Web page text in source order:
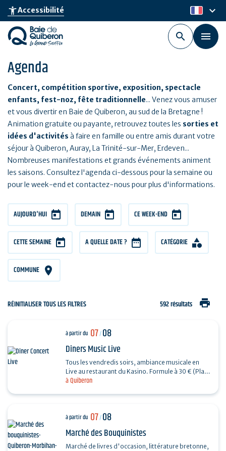
Aller
au
contenu
principal
accessibility_newAccessibilité fr
keyboard_arrow_down
Agenda
Concert, compétition sportive, exposition, spectacle
enfants, fest-noz, fête traditionnelle... Venez vous amuser
et vous divertir en Baie de Quiberon, au sud de la Bretagne !
Animation gratuite ou payante, retrouvez toutes les sorties et
idées d'activités à faire en famille ou entre amis durant votre
séjour à Quiberon, Auray, La Trinité-sur-Mer, Erdeven...
Nombreuses manifestations et grands événements animent
les saisons. Consultez l'agenda ci-dessous pour la semaine ou
pour le week-end et contactez-nous pour plus d'informations.
AUJOURD'HUI DEMAIN CE WEEK-END
CETTE SEMAINE A QUELLE DATE ? CATÉGORIE
COMMUNE
RÉINITIALISER TOUS LES FILTRES 592 résultats print
à Quiberon
à partir du 07/08
Dîners Music Live
Tous les vendredis soirs, ambiance musicale en
Live au restaurant du Kasino. Formule à 30 € (Plat
à partir du 07/08
Marché des Bouquinistes
Marché de livres d'occasion, littérature bretonne,